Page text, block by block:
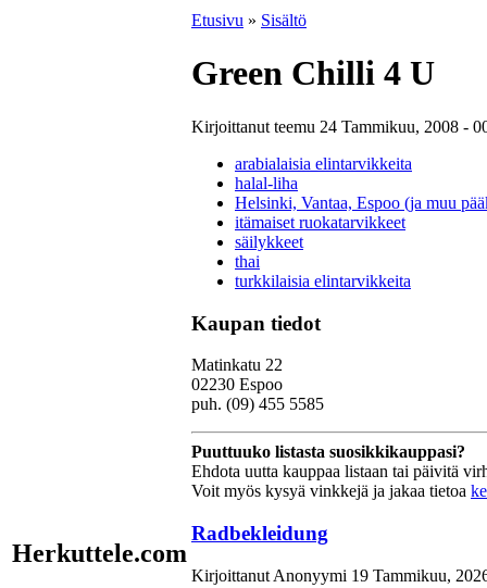
Herkuttele.com
Etusivu » Sisältö
Green Chilli 4 U
Kirjoittanut teemu 24 Tammikuu, 2008 -
arabialaisia elintarvikkeita
halal-liha
Helsinki, Vantaa, Espoo (ja muu
itämaiset ruokatarvikkeet
säilykkeet
thai
turkkilaisia elintarvikkeita
Kaupan tiedot
Matinkatu 22
02230 Espoo
puh. (09) 455 5585
Puuttuuko listasta suosikkikauppasi?
Ehdota uutta kauppaa listaan tai päivitä
Voit myös kysyä vinkkejä ja jakaa tietoa
Radbekleidung
Kirjoittanut Anonyymi 19 Tammikuu,